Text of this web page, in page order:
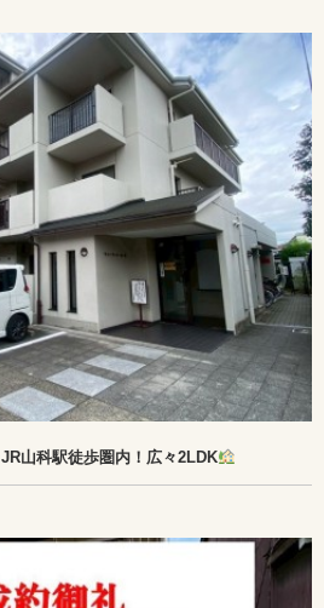
JR山科駅徒歩圏内！広々2LDK